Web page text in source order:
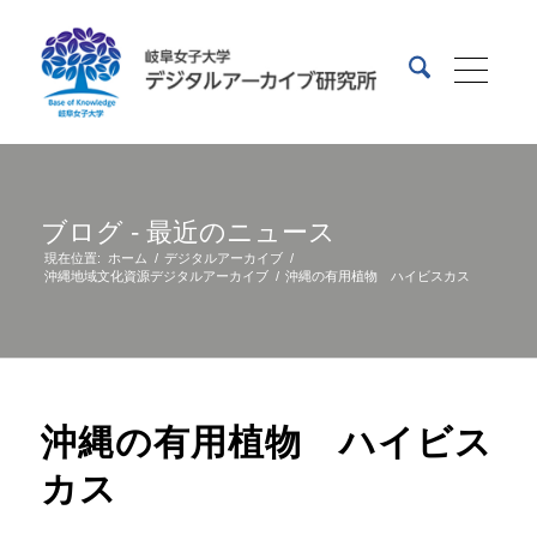
ブログ - 最近のニュース
現在位置: ホーム / デジタルアーカイブ /
沖縄地域文化資源デジタルアーカイブ / 沖縄の有用植物 ハイビスカス
沖縄の有用植物 ハイビス
カス